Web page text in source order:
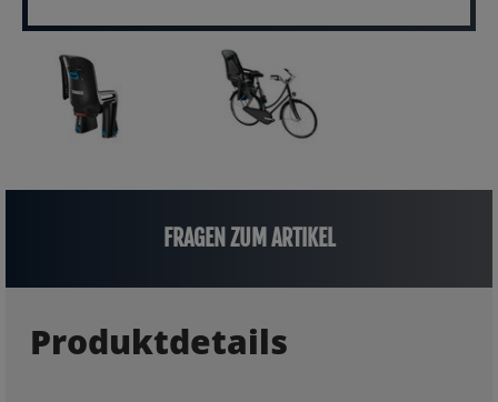
FRAGEN ZUM ARTIKEL
Produktdetails